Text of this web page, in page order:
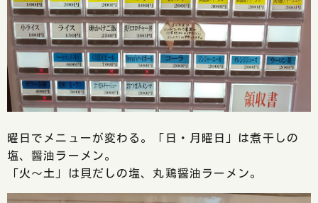
曜日でメニューが変わる。「日・月曜日」は煮干しの
塩、醤油ラーメン。
「火～土」は貝だしの塩、丸鶏醤油ラーメン。